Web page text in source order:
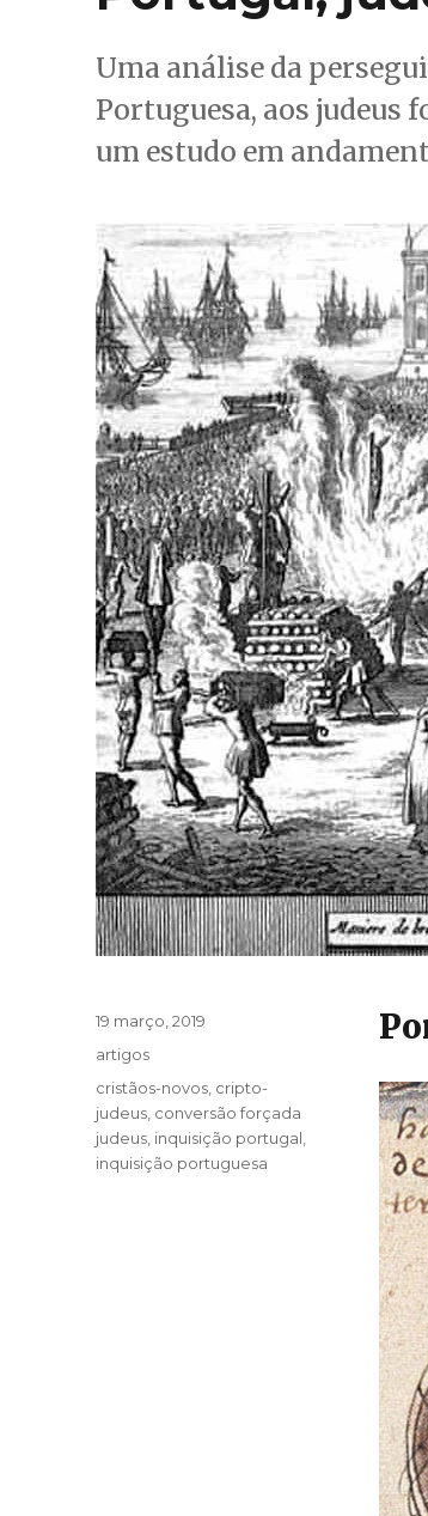
Uma análise da
Portuguesa, aos judeus
um estudo em
Publicado
em
19 março, 2019
Categorias
artigos
Tags
cristãos-novos cripto-
judeus conversão forçada
judeus inquisição portugal
inquisição portuguesa